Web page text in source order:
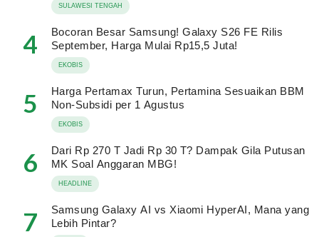
SULAWESI TENGAH
4
Bocoran Besar Samsung! Galaxy S26 FE Rilis
September, Harga Mulai Rp15,5 Juta!
EKOBIS
5
Harga Pertamax Turun, Pertamina Sesuaikan BBM
Non-Subsidi per 1 Agustus
EKOBIS
6
Dari Rp 270 T Jadi Rp 30 T? Dampak Gila Putusan
MK Soal Anggaran MBG!
HEADLINE
7
Samsung Galaxy AI vs Xiaomi HyperAI, Mana yang
Lebih Pintar?